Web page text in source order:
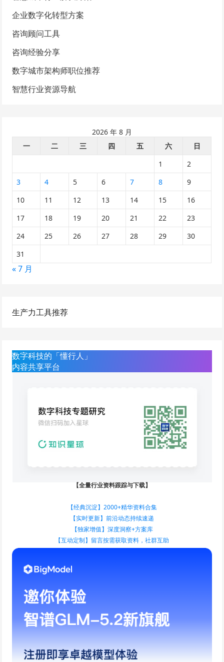
企业数字化转型方案
咨询顾问工具
咨询经验分享
数字城市架构师职位推荐
智慧行业资源导航
2026 年 8 月
一
二 三 四 五 六
日
1
2
3
4 5 6 7 8
9
10
11 12 13 14 15
16
17
18 19 20 21 22
23
24
25 26 27 28 29
30
31
« 7 月
生产力工具推荐
数字科技的「懂行人」
内容共享平台
【全量行业资料跟踪与下载】
【经典沉淀】2000+精华资料合集
【实时更新】前沿动态持续速递
【独家增值】深度洞察+方案库
【互动定制】留言按需获取资料，社群互助